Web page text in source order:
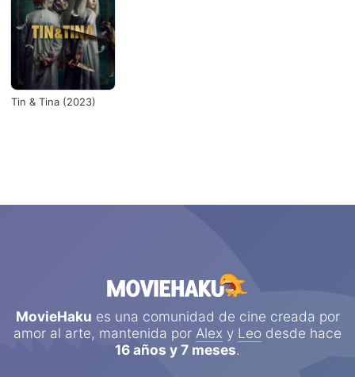
Tin & Tina (2023)
MovieHaku es una comunidad de cine creada por
amor al arte, mantenida por Alex y Leo desde hace
16 años y 7 meses.